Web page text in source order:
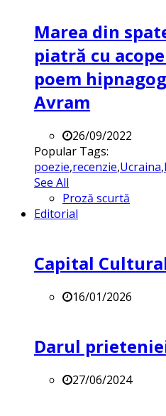
Marea din
piatră cu
poem
Avram
26/09/2022
Popular Tags:
poezie,recenzie,Ucraina,
See All
Proză scurtă
Editorial
Capital
16/01/2026
Darul
27/06/2024